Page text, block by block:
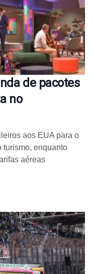
de pacotes
no
aos EUA para o
turismo, enquanto
aéreas